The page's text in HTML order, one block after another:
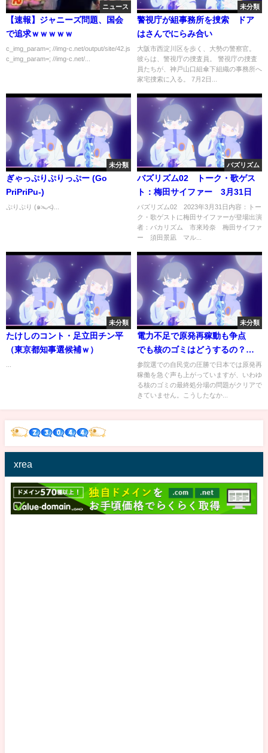
ニュース
【速報】ジャニーズ問題、国会
で追求ｗｗｗｗｗ
c_img_param=; //img-c.net/output/site/42.js
c_img_param=; //img-c.net/...
未分類
警視庁が組事務所を捜索 ドア
はさんでにらみ合い
大阪市西淀川区を歩く、大勢の警察官。
彼らは、警視庁の捜査員。 警視庁の捜査
員たちが、神戸山口組傘下組織の事務所へ
家宅捜索に入る。 7月2日...
未分類
ぎゃっぷりぷりっぷー (Go
PriPriPu-)
ぷりぷり (๑˃̵ᴗ˂̵)...
バズリズム
バズリズム02 トーク・歌ゲス
ト：梅田サイファー 3月31日
バズリズム02 2023年3月31日内容：トー
ク・歌ゲストに梅田サイファーが登場出演
者：バカリズム 市來玲奈 梅田サイファ
ー 須田景凪 マル...
未分類
たけしのコント・足立田チン平
（東京都知事選候補ｗ）
未分類
電力不足で原発再稼動も争点
でも核のゴミはどうするの？最
終処分場建設に踏み切ったスウ
ェーデンはどう対応してきた
か 地下460ｍの実験場で
参院選での自民党の圧勝で日本では原発再
稼働を急ぐ声も上がっていますが、いわゆ
る核のゴミの最終処分場の問題がクリアで
きていません。こうしたなか...
xrea